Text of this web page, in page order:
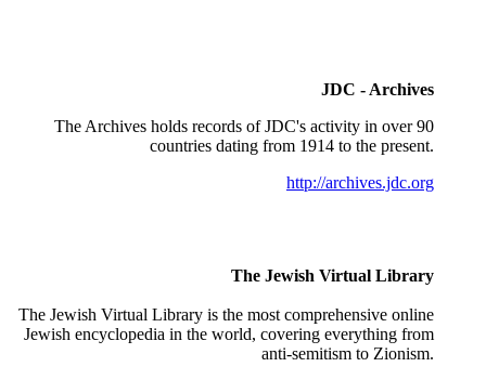
JDC - Archives
The Archives holds records of JDC's activity in over 90
countries dating from 1914 to the present.
http://archives.jdc.org
The Jewish Virtual Library
The Jewish Virtual Library is the most comprehensive online
Jewish encyclopedia in the world, covering everything from
anti-semitism to Zionism.